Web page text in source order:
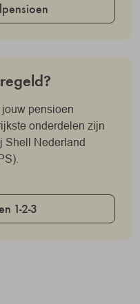
pensioen
onderdelen zijn
Shell Nederland
1-2-3